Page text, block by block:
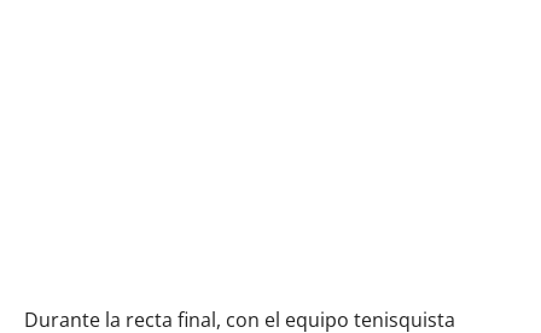
Durante la recta final, con el equipo tenisquista